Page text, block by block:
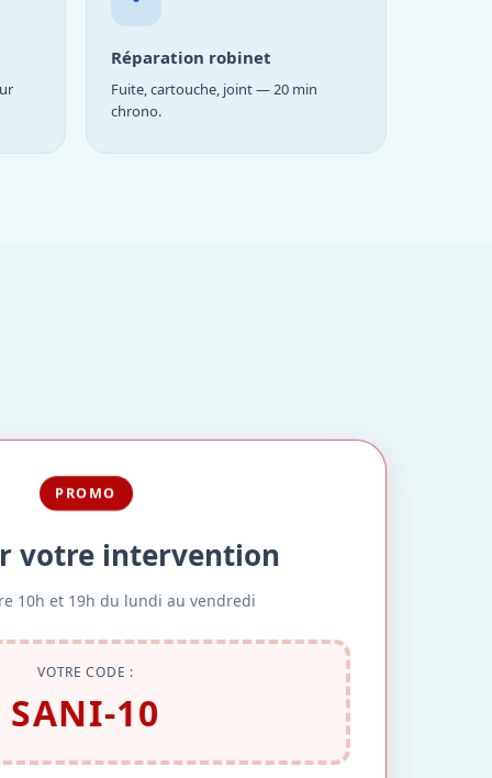
Réparation robinet
Fuite, cartouche, joint — 20 min
chrono.
PROMO
votre intervention
10h et 19h du lundi au vendredi
VOTRE CODE :
SANI-10